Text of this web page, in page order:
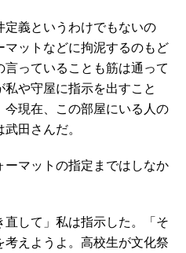
義というわけでもないの
ットなどに拘泥するのもど
っていることも筋は通って
や守屋に指示を出すこと
現在、この部屋にいる人の
田さんだ。
マットの指定まではしなか
して」私は指示した。「そ
えようよ。高校生が文化祭